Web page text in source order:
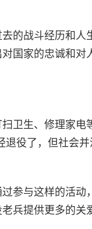
的战斗经历和人
国家的忠诚和对
卫生、修理家电
役了，但社会并
参与这样的活动
兵提供更多的关